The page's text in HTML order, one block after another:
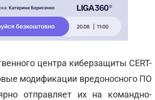
центра киберзащиты CERT-
модификации вредоносного ПО
отправляет их на командно-